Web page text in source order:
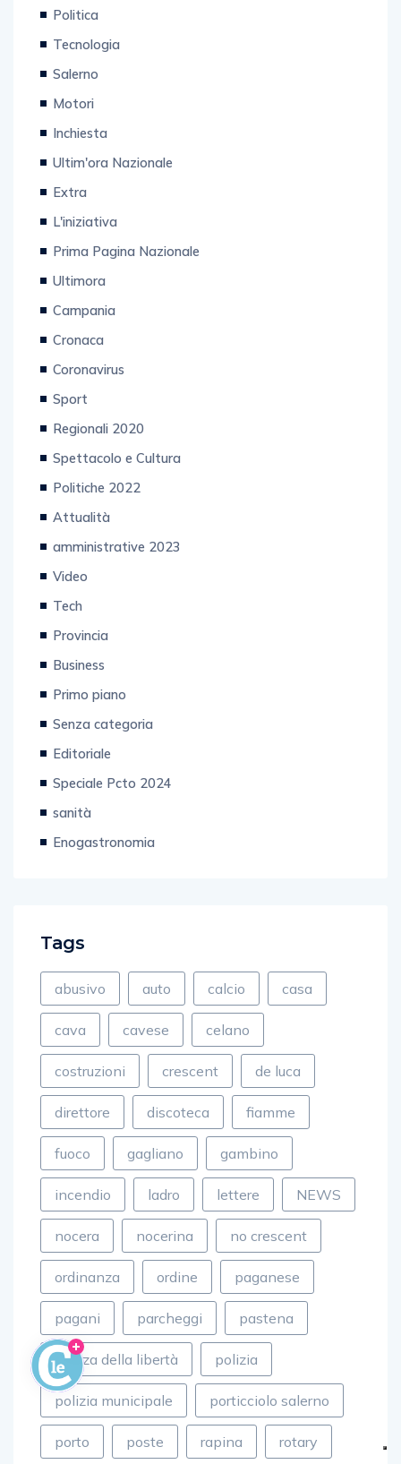
Politica
Tecnologia
Salerno
Motori
Inchiesta
Ultim'ora Nazionale
Extra
L'iniziativa
Prima Pagina Nazionale
Ultimora
Campania
Cronaca
Coronavirus
Sport
Regionali 2020
Spettacolo e Cultura
Politiche 2022
Attualità
amministrative 2023
Video
Tech
Provincia
Business
Primo piano
Senza categoria
Editoriale
Speciale Pcto 2024
sanità
Enogastronomia
Tags
abusivo auto calcio casa
cava cavese celano
costruzioni crescent de luca
direttore discoteca fiamme
fuoco gagliano gambino
incendio ladro lettere NEWS
nocera nocerina no crescent
ordinanza ordine paganese
pagani parcheggi pastena
piazza della libertà polizia
polizia municipale porticciolo salerno
porto poste rapina rotary